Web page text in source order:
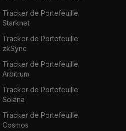
Tracker de Portefeuille
Starknet
Tracker de Portefeuille
zkSync
Tracker de Portefeuille
Arbitrum
Tracker de Portefeuille
Solana
Tracker de Portefeuille
Cosmos